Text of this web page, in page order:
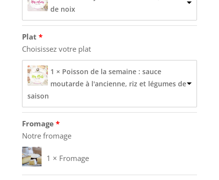
de noix
Plat
Choisissez votre plat
1 × Poisson de la semaine : sauce
moutarde à l'ancienne, riz et légumes de
saison
Fromage
Notre fromage
1 × Fromage